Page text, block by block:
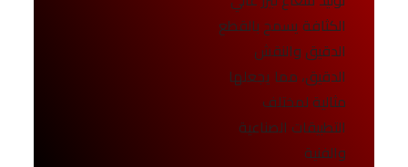
الكثافة يسمح بالقطع
الدقيق والنقش
الدقيق، مما يجعلها
مثالية لمختلف
التطبيقات الصناعية
والفنية